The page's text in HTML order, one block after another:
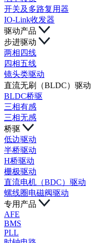
开关及多路复用器
IO-Link收发器
驱动产品
步进驱动
两相四线
四相五线
镜头类驱动
直流无刷（BLDC）驱动
BLDC桥驱
三相有感
三相无感
桥驱
低边驱动
半桥驱动
H桥驱动
栅极驱动
直流电机（BDC）驱动
螺线圈电磁阀驱动
专用产品
AFE
BMS
PLL